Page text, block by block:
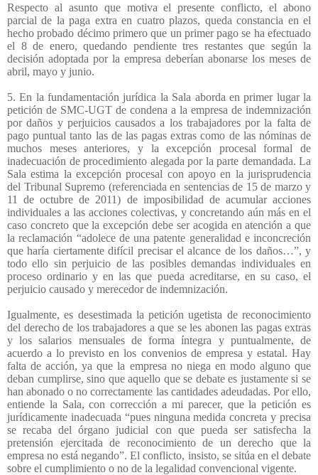
Respecto al asunto que motiva el presente conflicto, el abono
parcial de la paga extra en cuatro plazos, queda constancia en el
hecho probado décimo primero que un primer pago se ha efectuado
el 8 de enero, quedando pendiente tres restantes que según la
decisión adoptada por la empresa deberían abonarse los meses de
abril, mayo y junio.
5. En la fundamentación jurídica la Sala aborda en primer lugar la
petición de SMC-UGT de condena a la empresa de indemnización
por daños y perjuicios causados a los trabajadores por la falta de
pago puntual tanto las de las pagas extras como de las nóminas de
muchos meses anteriores, y la excepción procesal formal de
inadecuación de procedimiento alegada por la parte demandada. La
Sala estima la excepción procesal con apoyo en la jurisprudencia
del Tribunal Supremo (referenciada en sentencias de 15 de marzo y
11 de octubre de 2011) de imposibilidad de acumular acciones
individuales a las acciones colectivas, y concretando aún más en el
caso concreto que la excepción debe ser acogida en atención a que
la reclamación “adolece de una patente generalidad e inconcreción
que haría ciertamente difícil precisar el alcance de los daños…”, y
todo ello sin perjuicio de las posibles demandas individuales en
proceso ordinario y en las que pueda acreditarse, en su caso, el
perjuicio causado y merecedor de indemnización.
Igualmente, es desestimada la petición ugetista de reconocimiento
del derecho de los trabajadores a que se les abonen las pagas extras
y los salarios mensuales de forma íntegra y puntualmente, de
acuerdo a lo previsto en los convenios de empresa y estatal. Hay
falta de acción, ya que la empresa no niega en modo alguno que
deban cumplirse, sino que aquello que se debate es justamente si se
han abonado o no correctamente las cantidades adeudadas. Por ello,
entiende la Sala, con corrección a mi parecer, que la petición es
jurídicamente inadecuada “pues ninguna medida concreta y precisa
se recaba del órgano judicial con que pueda ser satisfecha la
pretensión ejercitada de reconocimiento de un derecho que la
empresa no está negando”. El conflicto, insisto, se sitúa en el debate
sobre el cumplimiento o no de la legalidad convencional vigente.